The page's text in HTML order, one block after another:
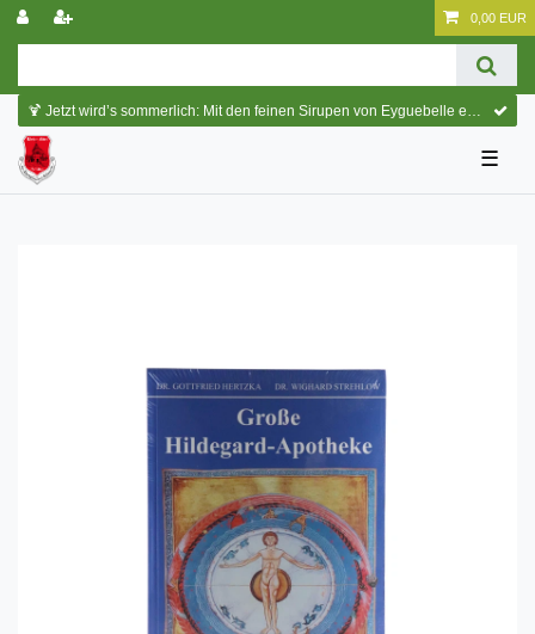
0,00 EUR
🍹 Jetzt wird’s sommerlich: Mit den feinen Sirupen von Eyguebelle entstehen erfrischende Cocktails und köstliche Sommerdrinks.
☰